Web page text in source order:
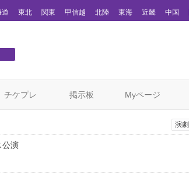
道 東北 関東 甲信越 北陸 東海 近畿 中国
チケプレ 掲示板 Myページ
演劇
公演